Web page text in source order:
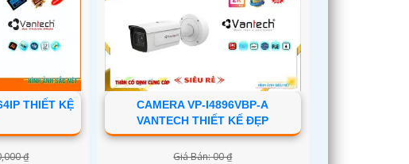
THIẾT KỆ
₫
CAMERA VP-I4896VBP-A
VANTECH THIẾT KẾ ĐẸP
Giá Bán: 00 ₫